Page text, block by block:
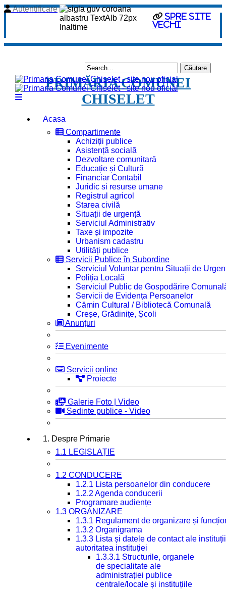
Spre site
vechi
Autentificare
PRIMĂRIA COMUNEI
CHISELET
Acasa
Compartimente
Achiziții publice
Asistență socială
Dezvoltare comunitară
Educație și Cultură
Financiar Contabil
Juridic si resurse umane
Registrul agricol
Starea civilă
Situații de urgență
Serviciul Administrativ
Taxe și impozite
Urbanism cadastru
Utilități publice
Servicii Publice în Subordine
Serviciul Voluntar pentru Situații de
Poliția Locală
Serviciul Public de Gospodărire
Servicii de Evidența Persoanelor
Cămin Cultural / Bibliotecă Comunală
Creșe, Grădinițe, Școli
Anunțuri
Evenimente
Servicii online
Proiecte
Galerie Foto | Video
Sedinte publice - Video
1. Despre Primarie
1.1 LEGISLAȚIE
1.2 CONDUCERE
1.2.1 Lista persoanelor din conducere
1.2.2 Agenda conducerii
Programare audiențe
1.3 ORGANIZARE
1.3.1 Regulament de organizare și
1.3.2 Organigrama
1.3.3 Lista și datele de contact ale
autoritatea instituției
1.3.3.1 Structurile, organele
de specialitate ale
administrației publice
centrale/locale și instituțiile